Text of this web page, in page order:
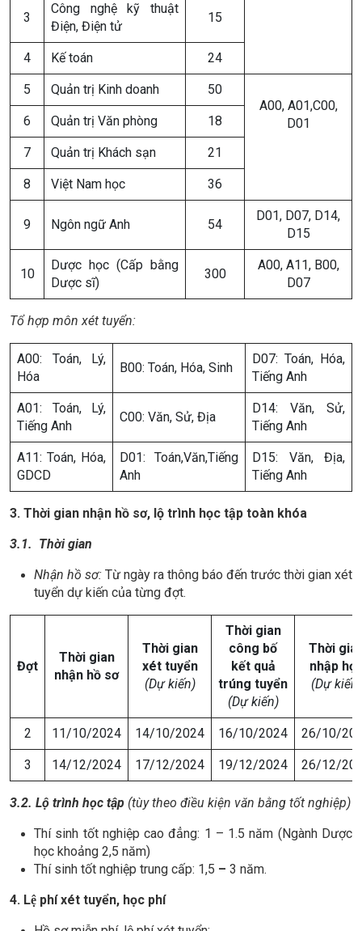
3
Công nghệ kỹ thuật
Điện, Điện tử
15
4 Kế toán 24
5 Quản trị Kinh doanh
50
A00, A01,C00,
D01
6 Quản trị Văn phòng 18
7 Quản trị Khách sạn 21
8 Việt Nam học 36
9 Ngôn ngữ Anh 54
D01, D07, D14,
D15
10
Dược học (Cấp bằng
Dược sĩ)
300
A00, A11, B00,
D07
Tổ hợp môn xét tuyển:
A00: Toán, Lý,
Hóa
B00: Toán, Hóa, Sinh
D07: Toán, Hóa,
Tiếng Anh
A01: Toán, Lý,
Tiếng Anh
C00: Văn, Sử, Địa
D14: Văn, Sử,
Tiếng Anh
A11: Toán, Hóa,
GDCD
D01: Toán,Văn,Tiếng
Anh
D15: Văn, Địa,
Tiếng Anh
3. Thời gian nhận hồ sơ, lộ trình học tập toàn khóa
3.1. Thời gian
Nhận hồ sơ: Từ ngày ra thông báo đến trước thời gian xét
tuyển dự kiến của từng đợt.
Đợt
Thời gian
nhận hồ sơ
Thời gian
xét tuyển
(Dự kiến)
Thời gian
công bố
kết quả
trúng tuyển
(Dự kiến)
Thời
nhập
(Dự kiến)
2 11/10/2024 14/10/2024 16/10/2024 26/10/
3 14/12/2024 17/12/2024 19/12/2024 26/12/
3.2. Lộ trình học tập (tùy theo điều kiện văn bằng tốt nghiệp)
Thí sinh tốt nghiệp cao đẳng: 1 – 1.5 năm (Ngành Dược
học khoảng 2,5 năm)
Thí sinh tốt nghiệp trung cấp: 1,5 – 3 năm.
4. Lệ phíxét tuyển, học phí